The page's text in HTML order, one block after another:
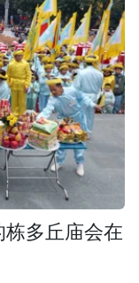
多丘庙会在